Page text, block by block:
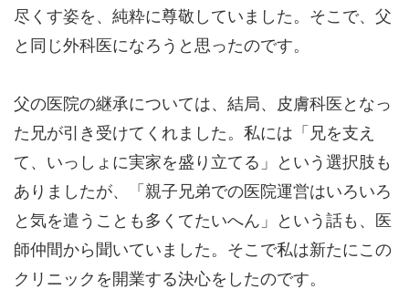
尽くす姿を、純粋に尊敬していました。そこで、父
と同じ外科医になろうと思ったのです。
父の医院の継承については、結局、皮膚科医となっ
た兄が引き受けてくれました。私には「兄を支え
て、いっしょに実家を盛り立てる」という選択肢も
ありましたが、「親子兄弟での医院運営はいろいろ
と気を遣うことも多くてたいへん」という話も、医
師仲間から聞いていました。そこで私は新たにこの
クリニックを開業する決心をしたのです。